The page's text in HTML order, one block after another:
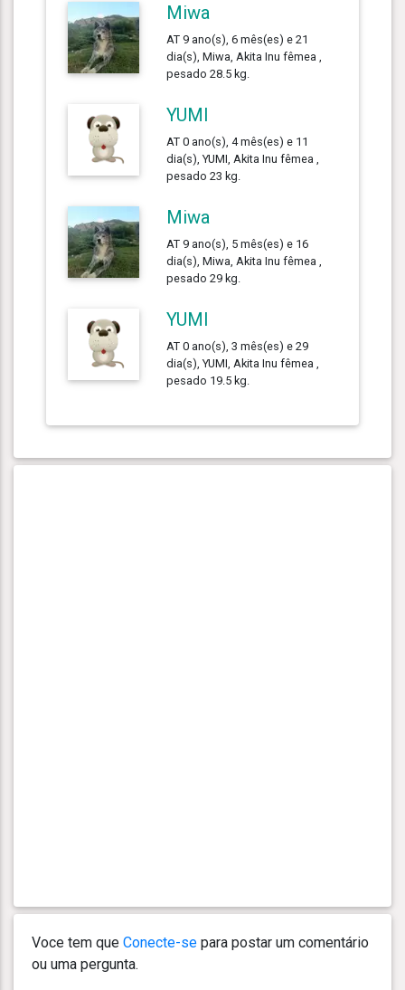
Miwa
AT 9 ano(s), 6 mês(es) e 21
dia(s), Miwa, Akita Inu fêmea ,
pesado 28.5 kg.
YUMI
AT 0 ano(s), 4 mês(es) e 11
dia(s), YUMI, Akita Inu fêmea ,
pesado 23 kg.
Miwa
AT 9 ano(s), 5 mês(es) e 16
dia(s), Miwa, Akita Inu fêmea ,
pesado 29 kg.
YUMI
AT 0 ano(s), 3 mês(es) e 29
dia(s), YUMI, Akita Inu fêmea ,
pesado 19.5 kg.
Voce tem que Conecte-se para postar um comentário
ou uma pergunta.